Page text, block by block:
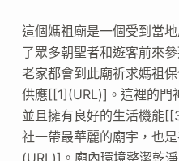
這個媽祖廟是一個受到當
了眾多朝聖者和遊客前來
老家都會到此廟祈求媽祖
供應[[1](URL)]。這裡的門
並且擁有良好的生活機能
社一帶最華麗的廟宇，也
(URL)]。廟內環境整潔乾